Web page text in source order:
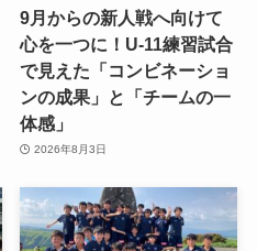
9月からの新人戦へ向けて
心を一つに！U-11練習試合
で見えた「コンビネーショ
ンの成果」と「チームの一
体感」
2026年8月3日